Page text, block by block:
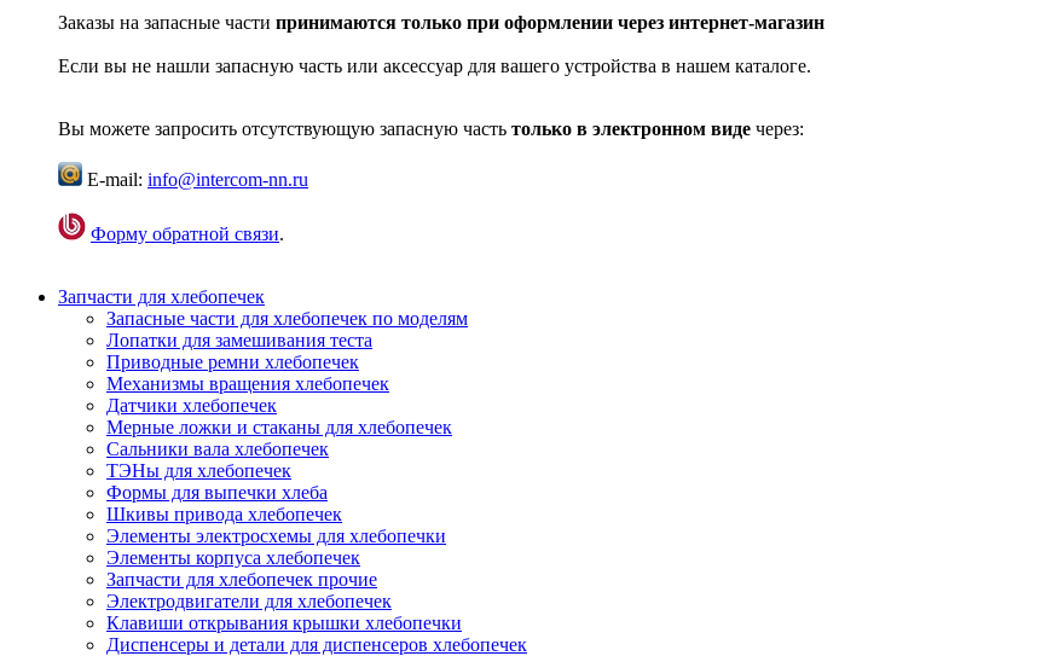
Заказы на запасные части принимаются только при оформлении через интернет-магазин
Если вы не нашли запасную часть или аксессуар для вашего устройства в нашем каталоге.
Вы можете запросить отсутствующую запасную часть только в электронном виде через:
E-mail: info@intercom-nn.ru
Форму обратной связи.
Запчасти для хлебопечек
Запасные части для хлебопечек по моделям
Лопатки для замешивания теста
Приводные ремни хлебопечек
Механизмы вращения хлебопечек
Датчики хлебопечек
Мерные ложки и стаканы для хлебопечек
Сальники вала хлебопечек
ТЭНы для хлебопечек
Формы для выпечки хлеба
Шкивы привода хлебопечек
Элементы электросхемы для хлебопечки
Элементы корпуса хлебопечек
Запчасти для хлебопечек прочие
Электродвигатели для хлебопечек
Клавиши открывания крышки хлебопечки
Диспенсеры и детали для диспенсеров хлебопечек